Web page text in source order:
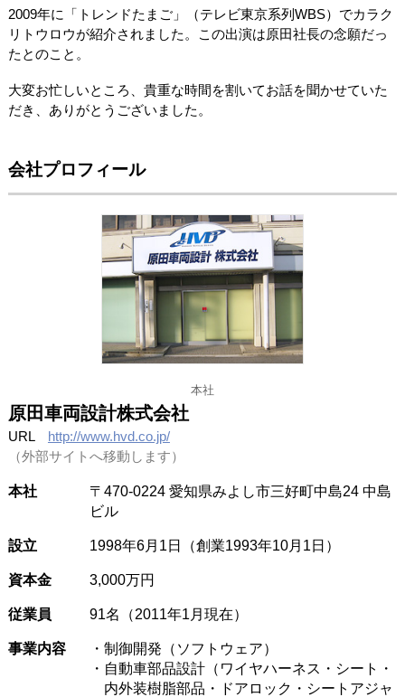
2009年に「トレンドたまご」（テレビ東京系列WBS）でカラク
リトウロウが紹介されました。この出演は原田社長の念願だっ
たとのこと。
大変お忙しいところ、貴重な時間を割いてお話を聞かせていた
だき、ありがとうございました。
会社プロフィール
本社
原田車両設計株式会社
URL http://www.hvd.co.jp/
（外部サイトへ移動します）
本社
〒470-0224 愛知県みよし市三好町中島24 中島
ビル
設立 1998年6月1日（創業1993年10月1日）
資本金 3,000万円
従業員 91名（2011年1月現在）
事業内容
・制御開発（ソフトウェア）
・自動車部品設計（ワイヤハーネス・シート・
内外装樹脂部品・ドアロック・シートアジャ